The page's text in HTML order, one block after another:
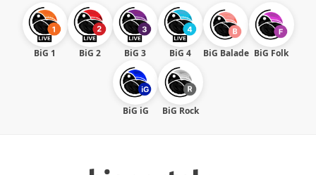
BiG 1 BiG 2 BiG 3 BiG 4 BiG Balade BiG Folk
BiG iG BiG Rock